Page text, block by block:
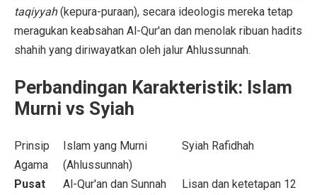
taqiyyah(kepura-puraan), secara ideologis mereka tetap
meragukan keabsahan Al-Qur'an dan menolak ribuan hadits
shahih yang diriwayatkan oleh jalur Ahlussunnah.
Perbandingan Karakteristik: Islam
Murni vs Syiah
Prinsip
Agama
Islam yang Murni
(Ahlussunnah)
Syiah Rafidhah
Pusat
Al-Qur'an dan Sunnah
Lisan dan ketetapan 12